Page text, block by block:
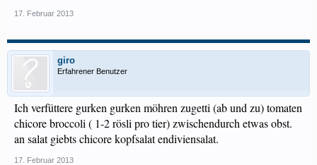
17. Februar 2013
giro
Erfahrener Benutzer
Ich verfüttere gurken gurken möhren zugetti (ab und zu) tomaten
chicore broccoli ( 1-2 rösli pro tier) zwischendurch etwas obst.
an salat giebts chicore kopfsalat endiviensalat.
17. Februar 2013